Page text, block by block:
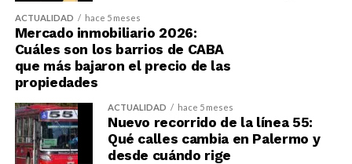
ACTUALIDAD hace 5 meses
Mercado inmobiliario 2026:
Cuáles son los barrios de CABA
que más bajaron el precio de las
propiedades
ACTUALIDAD hace 5 meses
Nuevo recorrido de la línea 55:
Qué calles cambia en Palermo y
desde cuándo rige